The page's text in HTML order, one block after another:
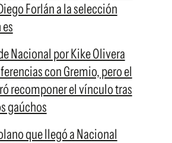
Forlán a la selección
Nacional por Kike Olivera
con Gremio, pero el
recomponer el vínculo tras
gaúchos
que llegó a Nacional